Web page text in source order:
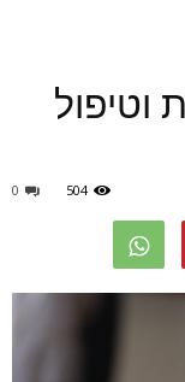
וטיפול
0 504